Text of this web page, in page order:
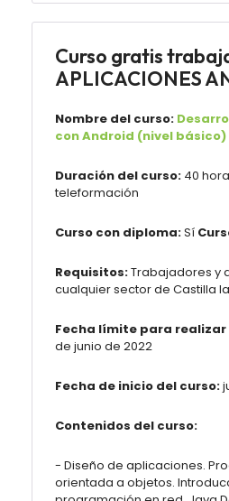
Curso gratis
APLICACIONES
Nombre del curso:
con Android (nivel básico)
Duración del curso: 40
teleformación
Curso con diploma:Sí
Requisitos:Trabajadores y
cualquier sector de Castilla
Fecha límite para
de junio de 2022
Fecha de inicio del curso:
Contenidos del curso:
- Diseño de aplicaciones.
orientada a objetos.